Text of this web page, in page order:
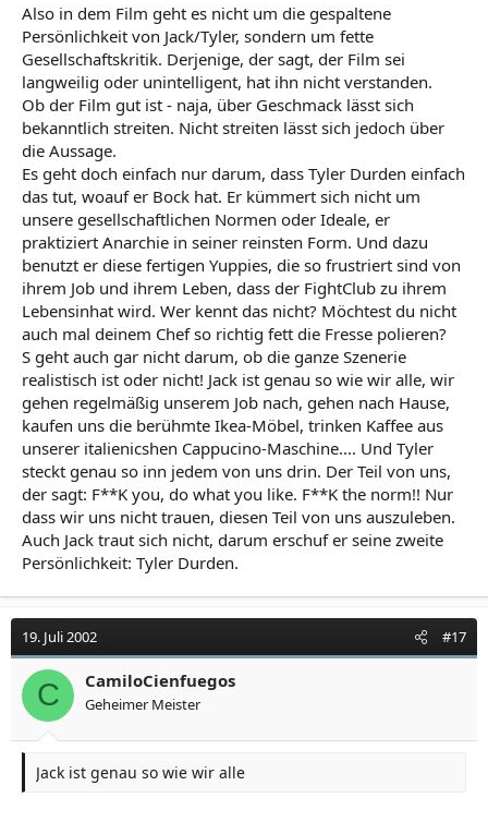
Also in dem Film geht es nicht um die gespaltene
Persönlichkeit von Jack/Tyler, sondern um fette
Gesellschaftskritik. Derjenige, der sagt, der Film sei
langweilig oder unintelligent, hat ihn nicht verstanden.
Ob der Film gut ist - naja, über Geschmack lässt sich
bekanntlich streiten. Nicht streiten lässt sich jedoch über
die Aussage.
Es geht doch einfach nur darum, dass Tyler Durden einfach
das tut, woauf er Bock hat. Er kümmert sich nicht um
unsere gesellschaftlichen Normen oder Ideale, er
praktiziert Anarchie in seiner reinsten Form. Und dazu
benutzt er diese fertigen Yuppies, die so frustriert sind von
ihrem Job und ihrem Leben, dass der FightClub zu ihrem
Lebensinhat wird. Wer kennt das nicht? Möchtest du nicht
auch mal deinem Chef so richtig fett die Fresse polieren?
S geht auch gar nicht darum, ob die ganze Szenerie
realistisch ist oder nicht! Jack ist genau so wie wir alle, wir
gehen regelmäßig unserem Job nach, gehen nach Hause,
kaufen uns die berühmte Ikea-Möbel, trinken Kaffee aus
unserer italienicshen Cappucino-Maschine.... Und Tyler
steckt genau so inn jedem von uns drin. Der Teil von uns,
der sagt: F**K you, do what you like. F**K the norm!! Nur
dass wir uns nicht trauen, diesen Teil von uns auszuleben.
Auch Jack traut sich nicht, darum erschuf er seine zweite
Persönlichkeit: Tyler Durden.
19. Juli 2002 #17
C CamiloCienfuegos
Geheimer Meister
Jack ist genau so wie wir alle